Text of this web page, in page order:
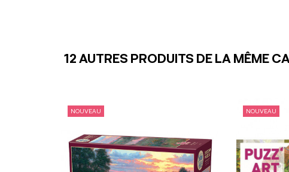
12 AUTRES PRODUITS DE LA MÊME
NOUVEAU NOUVEAU